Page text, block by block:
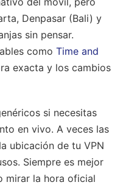
Denpasar (Bali) y
sin pensar.
como Time and
exacta y los cambios
si necesitas
en vivo. A veces las
ubicación de tu VPN
Siempre es mejor
mirar la hora oficial